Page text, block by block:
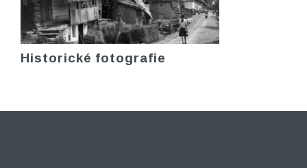
Historické fotografie